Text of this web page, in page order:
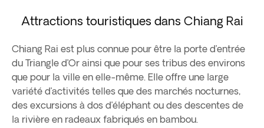
Attractions touristiques dans Chiang Rai
Chiang Rai est plus connue pour être la porte d’entrée
du Triangle d’Or ainsi que pour ses tribus des environs
que pour la ville en elle-même. Elle offre une large
variété d’activités telles que des marchés nocturnes,
des excursions à dos d’éléphant ou des descentes de
la rivière en radeaux fabriqués en bambou.